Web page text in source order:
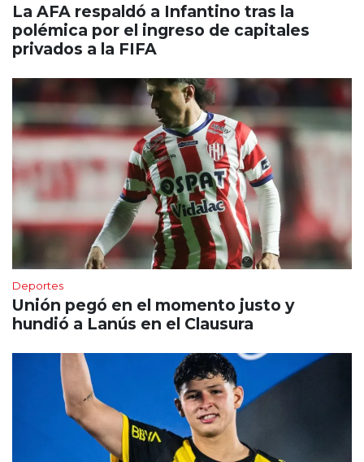
La AFA respaldó a Infantino tras la
polémica por el ingreso de capitales
privados a la FIFA
Deportes
Unión pegó en el momento justo y
hundió a Lanús en el Clausura